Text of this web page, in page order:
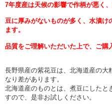
7年度産は天候の影響で作柄が悪く
豆に厚みがないものが多く、水漬け
ます。
品質をご理解いただいた上で、ご購
長野県産の紫花豆は、北海道産の
なり差があります。
北海道産のものとは、煮豆にしたと
すので、是非お試しください。